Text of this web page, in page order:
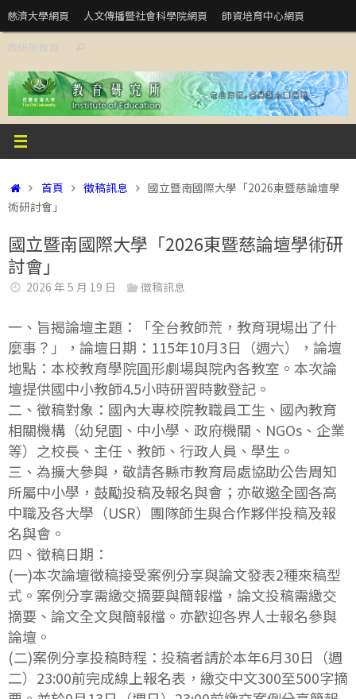
Skip
to
content
慈濟大學網頁 人文傳播暨社會科學院網頁 師資培育中心網頁
教研所首頁 Search
Home
首頁 徵稿訊息
國立暨南國際大學「2026東暨慈論壇學
術研討會」
國立暨南國際大學「2026東暨慈論壇學術研
討會」
2026 年 5 月 19 日 徵稿訊息
一、旨揭論壇主題：「全台教師荒，教育現場出了什
麼事？」，論壇日期：115年10月3日（週六），論壇
地點：本校教育學院圓形劇場與院內各教室。本次論
壇提供國中小教師4.5小時研習時數登記。
二、徵稿對象：國內大專校院教職員工生、國內教育
相關機構（幼兒園、中小學、政府機關、NGOs、企業
等）之校長、主任、教師、行政人員、學生。
三、為擴大參與，敬請各縣市教育局處協助公告周知
所屬中小學，鼓勵投稿及報名與會；亦敬邀全國各高
中職及各大學（USR）團隊師生與合作夥伴投稿及報
名與會。
四、徵稿日期：
(一)本次論壇徵稿接受案例分享與論文發表2種來稿型
式。案例分享需繳交摘要與簡報檔，論文投稿需繳交
摘要、論文全文與簡報檔。亦歡迎各界人士報名參與
論壇。
(二)案例分享投稿時程：投稿者請於本年6月30日（週
二）23:00前完成線上報名表，繳交中文300至500字摘